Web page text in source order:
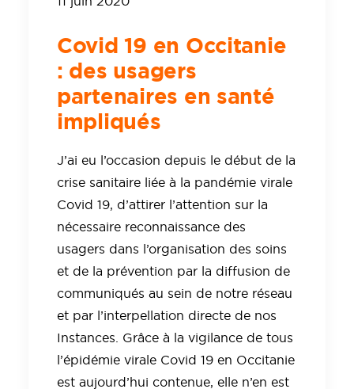
Covid 19 en Occitanie
: des usagers
partenaires en santé
impliqués
J’ai eu l’occasion depuis le début de la
crise sanitaire liée à la pandémie virale
Covid 19, d’attirer l’attention sur la
nécessaire reconnaissance des
usagers dans l’organisation des soins
et de la prévention par la diffusion de
communiqués au sein de notre réseau
et par l’interpellation directe de nos
Instances. Grâce à la vigilance de tous
l’épidémie virale Covid 19 en Occitanie
est aujourd’hui contenue, elle n’en est